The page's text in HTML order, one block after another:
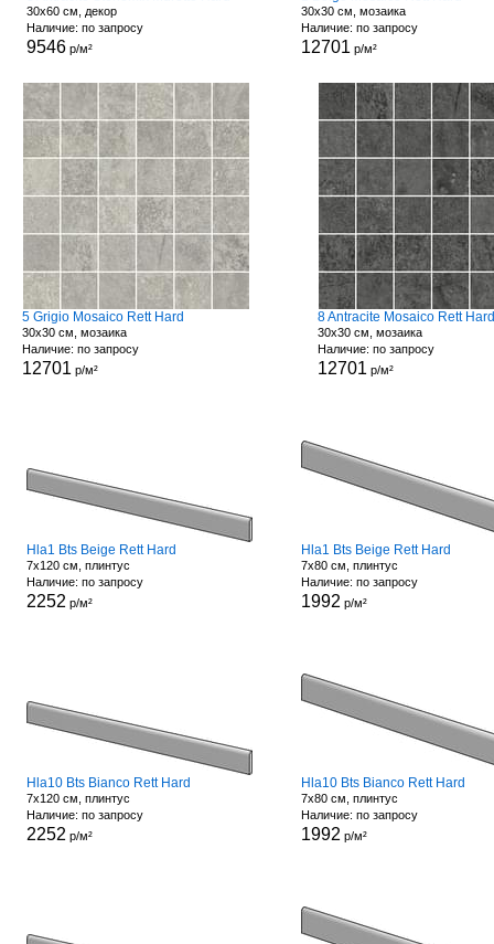
30x60 см, декор
Наличие: по запросу
9546р/м²
30x30 см, мозаика
Наличие: по запросу
12701 р/м²
5 Grigio Mosaico Rett Hard
30x30 см, мозаика
Наличие: по запросу
12701 р/м²
8 Antracite Mosaico Rett
30x30 см, мозаика
Наличие: по запросу
12701 р/м²
Hla1 Bts Beige Rett Hard
7x120 см, плинтус
Наличие: по запросу
2252 р/м²
Hla1 Bts Beige Rett Hard
7x80 см, плинтус
Наличие: по запросу
1992 р/м²
Hla10 Bts Bianco Rett Hard
7x120 см, плинтус
Наличие: по запросу
2252 р/м²
Hla10 Bts Bianco Rett Hard
7x80 см, плинтус
Наличие: по запросу
1992 р/м²